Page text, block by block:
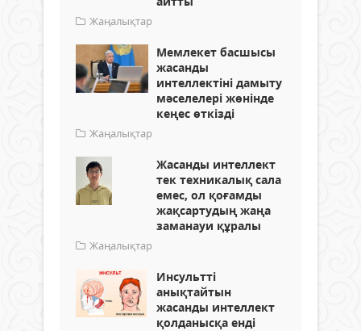
Жаңалықтар
Мемлекет басшысы
жасанды
интеллектіні дамыту
мәселелері жөнінде
кеңес өткізді
Жаңалықтар
Жасанды интеллект
тек техникалық сала
емес, ол қоғамды
жақсартудың жаңа
заманауи құралы
Жаңалықтар
Инсультті
анықтайтын
жасанды интеллект
қолданысқа енді